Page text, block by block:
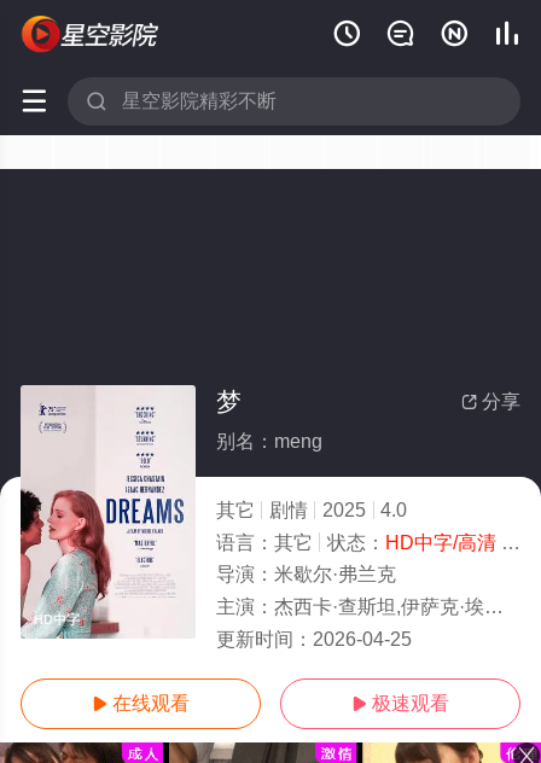
   
 
HD中字
 分享
梦
别名：meng
其它 剧情 2025
4.0
语言： 其它 状态： HD中字/高清- 免费在线观看
导演： 米歇尔·弗兰克
主演： 杰西卡·查斯坦,伊萨克·埃尔南德斯,鲁伯特·弗兰德,马绍尔·贝尔,埃利希奥·梅兰德斯,梅赛德斯·埃尔南德
更新时间： 2026-04-25
 在线观看  极速观看